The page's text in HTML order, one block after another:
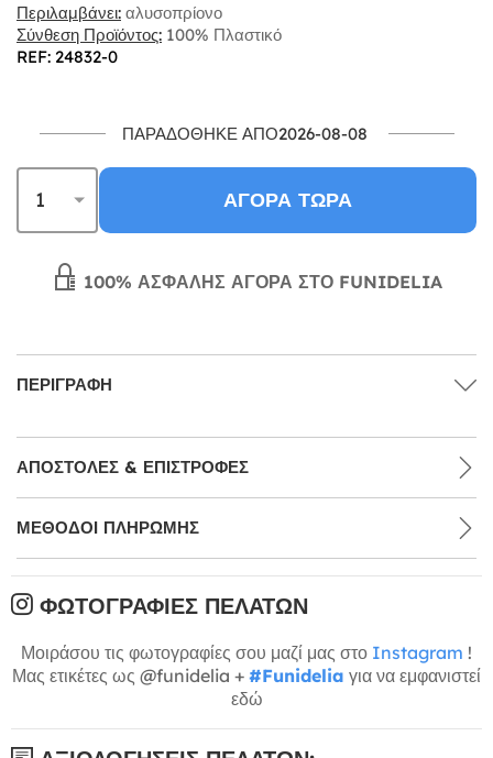
Περιλαμβάνει: αλυσοπρίονο
Σύνθεση Προϊόντος: 100% Πλαστικό
REF: 24832-0
ΠΑΡΑΔΌΘΗΚΕ ΑΠΌ2026-08-08
ΑΓΟΡΆ ΤΏΡΑ
100% ΑΣΦΑΛΉΣ ΑΓΟΡΆ ΣΤΟ FUNIDELIA
ΠΕΡΙΓΡΑΦΉ
ΑΠΟΣΤΟΛΈΣ & ΕΠΙΣΤΡΟΦΈΣ
ΜΕΘΌΔΟΙ ΠΛΗΡΩΜΉΣ
ΦΩΤΟΓΡΑΦΊΕΣ ΠΕΛΑΤΏΝ
Μοιράσου τις φωτογραφίες σου μαζί μας στο Instagram !
Μας ετικέτες ως @funidelia + #Funidelia για να εμφανιστεί
εδώ